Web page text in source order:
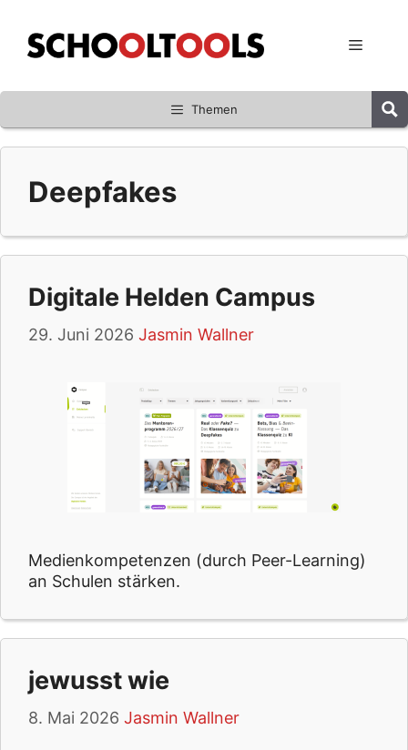
Inhalt
springen
Menü
Themen
Deepfakes
Digitale Helden Campus
29. Juni 2026 Jasmin Wallner
Medienkompetenzen (durch Peer-Learning)
an Schulen stärken.
jewusst wie
8. Mai 2026 Jasmin Wallner